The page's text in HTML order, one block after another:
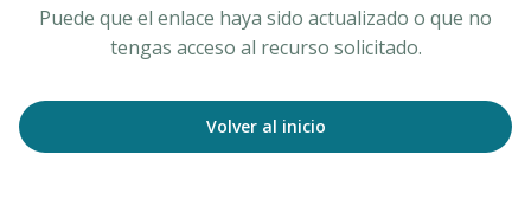
Puede que el enlace haya sido actualizado o que no
tengas acceso al recurso solicitado.
Volver al inicio